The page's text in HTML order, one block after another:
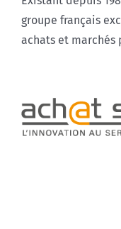
groupe français
achats et marchés